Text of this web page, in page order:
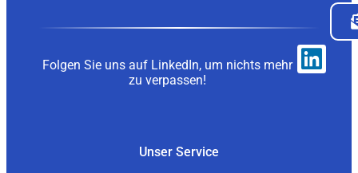
Folgen Sie uns auf LinkedIn, um nichts mehr
zu verpassen!
Unser Service